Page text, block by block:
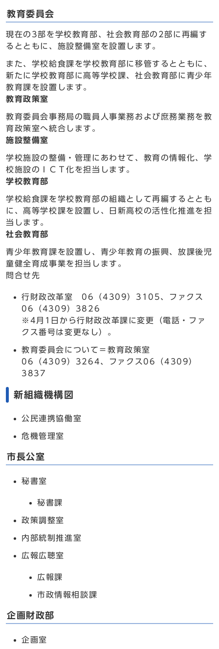
教育委員会
現在の3部を学校教育部、社会教育部の2部に再編す
るとともに、施設整備室を設置します。
また、学校給食課を学校教育部に移管するとともに、
新たに学校教育部に高等学校課、社会教育部に青少年
教育課を設置します。
教育政策室
教育委員会事務局の職員人事業務および庶務業務を教
育政策室へ統合します。
施設整備室
学校施設の整備・管理にあわせて、教育の情報化、学
校施設のＩＣＴ化を担当します。
学校教育部
学校給食課を学校教育部の組織として再編するととも
に、高等学校課を設置し、日新高校の活性化推進を担
当します。
社会教育部
青少年教育課を設置し、青少年教育の振興、放課後児
童健全育成事業を担当します。
問合せ先
行財政改革室 06（4309）3105、ファクス
06（4309）3826
※4月1日から行財政改革課に変更（電話・ファ
クス番号は変更なし）。
教育委員会について＝教育政策室
06（4309）3264、ファクス06（4309）
3837
新組織機構図
公民連携協働室
危機管理室
市長公室
秘書室
秘書課
政策調整室
内部統制推進室
広報広聴室
広報課
市政情報相談課
企画財政部
企画室